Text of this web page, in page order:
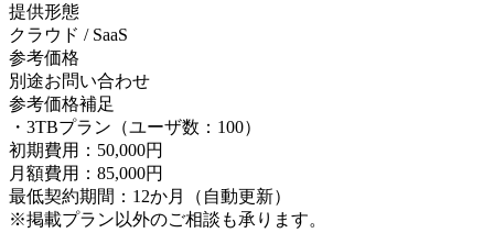
提供形態
クラウド / SaaS
参考価格
別途お問い合わせ
参考価格補足
・3TBプラン（ユーザ数：100）
初期費用：50,000円
月額費用：85,000円
最低契約期間：12か月（自動更新）
※掲載プラン以外のご相談も承ります。